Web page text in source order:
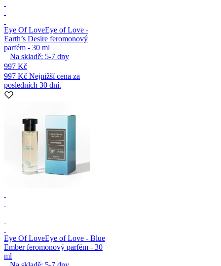
Eye Of LoveEye of Love -
Earth’s Desire feromonový
parfém - 30 ml
Na skladě: 5-7 dny
997 Kč
997 Kč Nejnižší cena za
posledních 30 dní.
Eye Of LoveEye of Love - Blue
Ember feromonový parfém - 30
ml